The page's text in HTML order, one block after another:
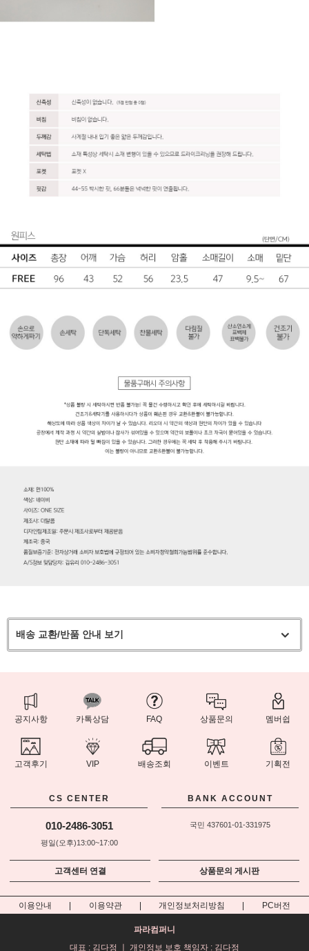
배송 교환/반품 안내 보기
공지사항 카톡상담 FAQ 상품문의 멤버쉽
고객후기 VIP 배송조회 이벤트 기획전
CS CENTER
010-2486-3051
평일(오후)13:00~17:00
BANK ACCOUNT
국민 437601-01-331975
고객센터 연결 상품문의 게시판
이용안내 이용약관 개인정보처리방침 PC버전
파라컴퍼니
대표 : 김다정 ㅣ 개인정보 보호 책임자 : 김다정